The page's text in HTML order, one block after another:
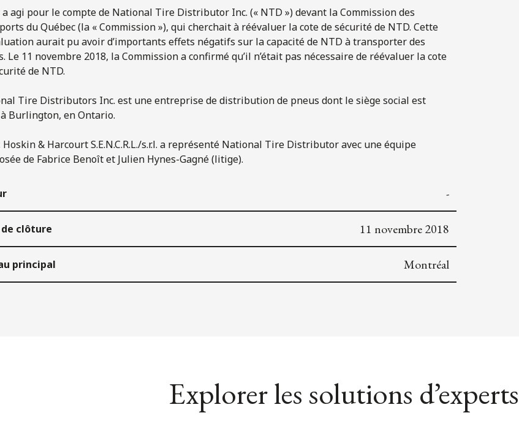
agi pour le compte de National Tire Distributor Inc. (« NTD ») devant la Commission des
du Québec (la « Commission »), qui cherchait à réévaluer la cote de sécurité de NTD. Cette
aurait pu avoir d’importants effets négatifs sur la capacité de NTD à transporter des
Le 11 novembre 2018, la Commission a confirmé qu’il n’était pas nécessaire de réévaluer la cote
de NTD.
Tire Distributors Inc. est une entreprise de distribution de pneus dont le siège social est
Burlington, en Ontario.
Hoskin & Harcourt S.E.N.C.R.L./s.r.l. a représenté National Tire Distributor avec une équipe
de Fabrice Benoît et Julien Hynes-Gagné (litige).
-
clôture 11 novembre 2018
principal Montréal
Explorer les solutions d’experts